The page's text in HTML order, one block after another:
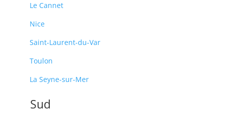
Le Cannet
Nice
Saint-Laurent-du-Var
Toulon
La Seyne-sur-Mer
Sud